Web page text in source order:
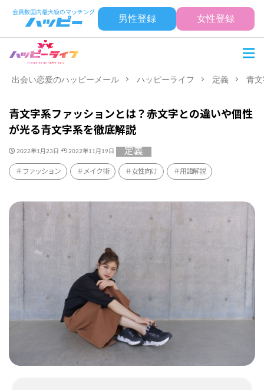
男性登録 女性登録
出会い恋愛のハッピーメール ハッピーライフ 定義 青
青文字系ファッションとは？赤文字との違いや個性
が光る青文字系を徹底解説
2022年1月23日 2022年11月19日 定義
ファッション メイク術 女性向け 用語解説